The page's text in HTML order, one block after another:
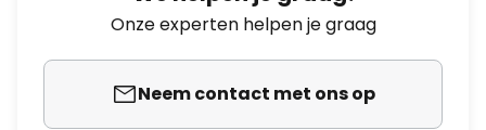
Onze experten helpen je graag
Neem contact met ons op